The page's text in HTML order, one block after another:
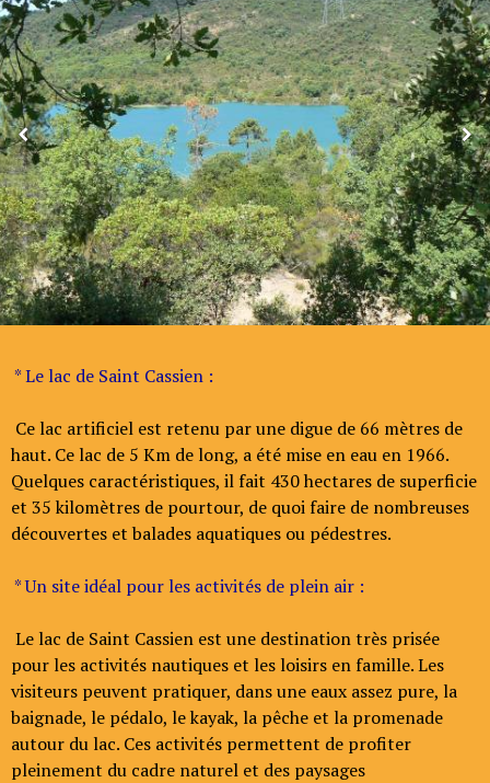
* Le lac de Saint Cassien :
Ce lac artificiel est retenu par une digue de 66 mètres de
haut. Ce lac de 5 Km de long, a été mise en eau en 1966.
Quelques caractéristiques, il fait 430 hectares de superficie
et 35 kilomètres de pourtour, de quoi faire de nombreuses
découvertes et balades aquatiques ou pédestres.
* Un site idéal pour les activités de plein air :
Le lac de Saint Cassien est une destination très prisée
pour les activités nautiques et les loisirs en famille. Les
visiteurs peuvent pratiquer, dans une eaux assez pure, la
baignade, le pédalo, le kayak, la pêche et la promenade
autour du lac. Ces activités permettent de profiter
pleinement du cadre naturel et des paysages